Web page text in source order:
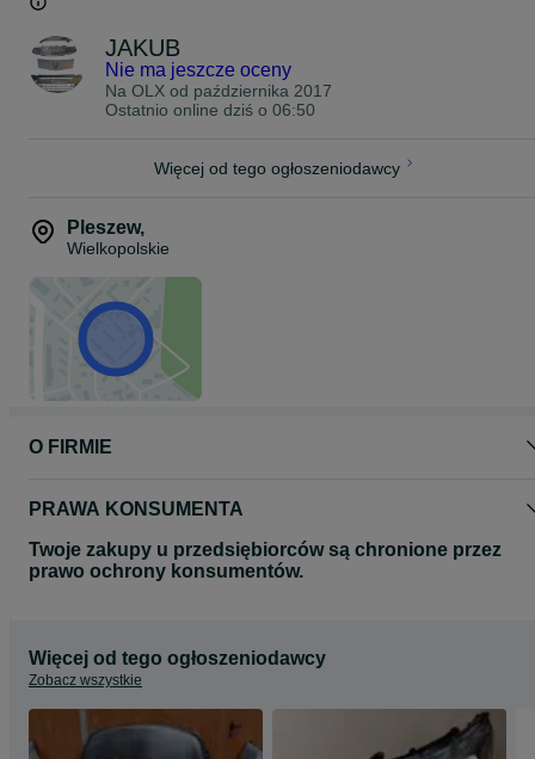
JAKUB
Nie ma jeszcze oceny
Na OLX od października 2017
Ostatnio online dziś o 06:50
Więcej od tego ogłoszeniodawcy
Pleszew,
Wielkopolskie
O FIRMIE
PRAWA KONSUMENTA
Twoje zakupy u przedsiębiorców są chronione przez
prawo ochrony konsumentów.
Więcej od tego ogłoszeniodawcy
Zobacz wszystkie